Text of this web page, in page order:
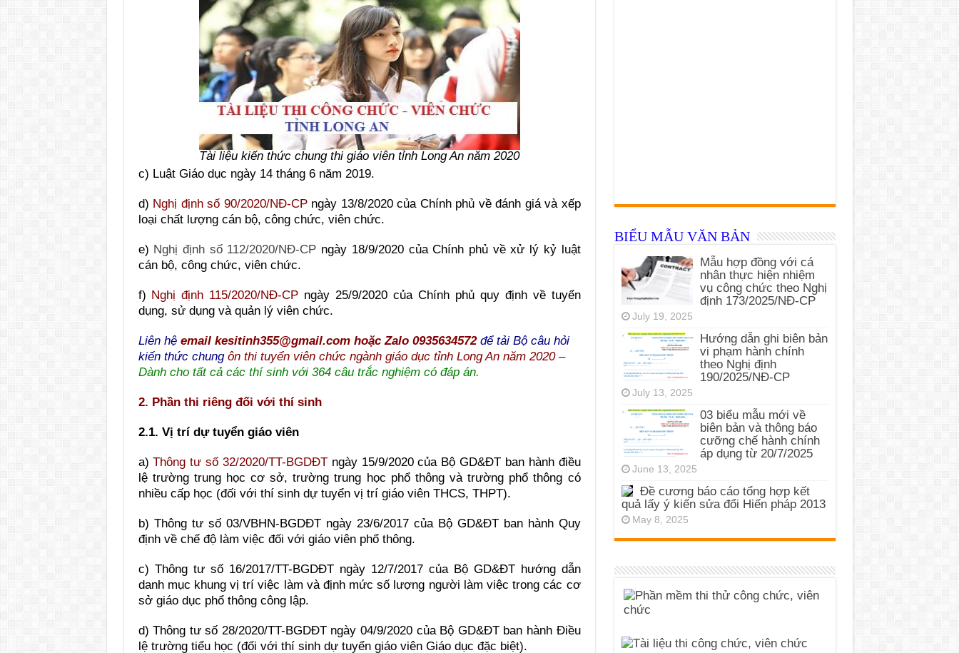
Tài liệu kiến thức chung thi giáo viên tỉnh Long An năm 2020
c) Luật Giáo dục ngày 14 tháng 6 năm 2019.
d) Nghị định số 90/2020/NĐ-CPngày 13/8/2020 của Chính phủ về đánh giá và xếp
loại chất lượng cán bộ, công chức, viên chức.
e) Nghị định số 112/2020/NĐ-CP ngày 18/9/2020 của Chính phủ về xử lý kỷ luật
cán bộ, công chức, viên chức.
f) Nghị định 115/2020/NĐ-CP ngày 25/9/2020 của Chính phủ quy định về tuyển
dụng, sử dụng và quản lý viên chức.
Liên hệ email kesitinh355@gmail.com hoặc Zalo 0935634572để tải Bộ câu hỏi
kiến thức chung ôn thi tuyển viên chức ngành giáo dục tỉnh Long An năm 2020 –
Dành cho tất cả các thí sinh với 364 câu trắc nghiệm có đáp án.
2. Phần thi riêng đối với thí sinh
2.1. Vị trí dự tuyển giáo viên
a)Thông tư số 32/2020/TT-BGDĐTngày 15/9/2020 của Bộ GD&ĐT ban hành điều
lệ trường trung học cơ sở, trường trung học phổ thông và trường phổ thông có
nhiều cấp học (đối với thí sinh dự tuyển vị trí giáo viên THCS, THPT).
b) Thông tư số 03/VBHN-BGDĐT ngày 23/6/2017 của Bộ GD&ĐT ban hành Quy
định về chế độ làm việc đối với giáo viên phổ thông.
c) Thông tư số 16/2017/TT-BGDĐT ngày 12/7/2017 của Bộ GD&ĐT hướng dẫn
danh mục khung vị trí việc làm và định mức số lượng người làm việc trong các cơ
sở giáo dục phổ thông công lập.
d) Thông tư số 28/2020/TT-BGDĐT ngày 04/9/2020 của Bộ GD&ĐT ban hành Điều
lệ trường tiểu học (đối với thí sinh dự tuyển giáo viên Giáo dục đặc biệt).
BIỂU MẪU VĂN BẢN
Mẫu hợp đồng với cá
nhân thực hiện nhiệm
vụ công chức theo Nghị
định 173/2025/NĐ-CP
July 19, 2025
Hướng dẫn ghi biên bản
vi phạm hành chính
theo Nghị định
190/2025/NĐ-CP
July 13, 2025
03 biểu mẫu mới về
biên bản và thông báo
cưỡng chế hành chính
áp dụng từ 20/7/2025
June 13, 2025
Đề cương báo cáo tổng hợp kết
quả lấy ý kiến sửa đổi Hiến pháp 2013
May 8, 2025